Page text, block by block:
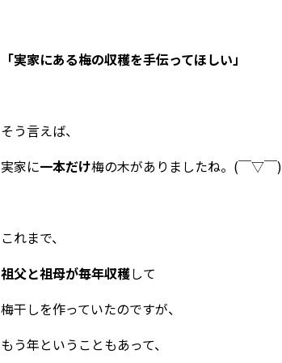
「実家にある梅の収穫を手伝ってほしい」
そう言えば、
実家に一本だけ梅の木がありましたね。(￣▽￣)
これまで、
祖父と祖母が毎年収穫して
梅干しを作っていたのですが、
もう年ということもあって、